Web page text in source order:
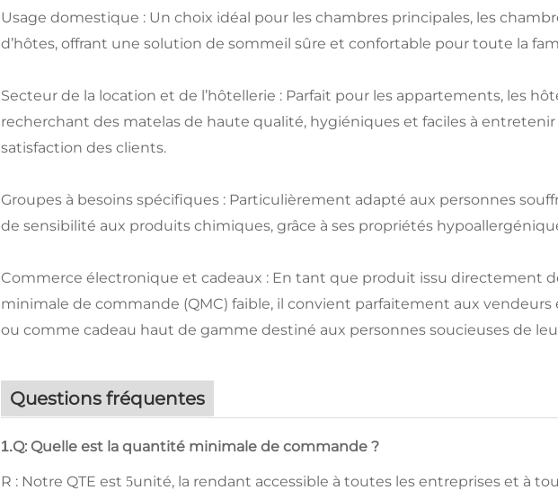
Usage domestique : Un choix idéal pour les chambres principales, les
d’hôtes, offrant une solution de sommeil sûre et confortable pour toute la
Secteur de la location et de l’hôtellerie : Parfait pour les appartements, les
recherchant des matelas de haute qualité, hygiéniques et faciles à entretenir
satisfaction des clients.
Groupes à besoins spécifiques : Particulièrement adapté aux personnes
de sensibilité aux produits chimiques, grâce à ses propriétés
Commerce électronique et cadeaux : En tant que produit issu directement
minimale de commande (QMC) faible, il convient parfaitement aux
ou comme cadeau haut de gamme destiné aux personnes soucieuses de
Questions fréquentes
1.Q: Quelle est la quantité minimale de commande ?
R : Notre QTE est 5unité, la rendant accessible à toutes les entreprises et à